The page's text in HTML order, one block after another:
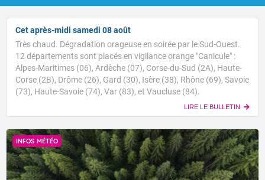
Cet après-midi samedi 08 août
Très chaud. Dégradation orageuse en soirée par le Sud-Ouest.
12 départements sont placés en vigilance orange "Canicule" :
Alpes-Maritimes (06), Ardèche (07), Corse-du-Sud (2A), Haute-
Corse (2B), Drôme (26), Gard (30), Isère (38), Rhône (69), Savoie
(73), Haute-Savoie (74), Var (83), et Vaucluse (84).
LIRE LE BULLETIN
INFOS MÉTÉO